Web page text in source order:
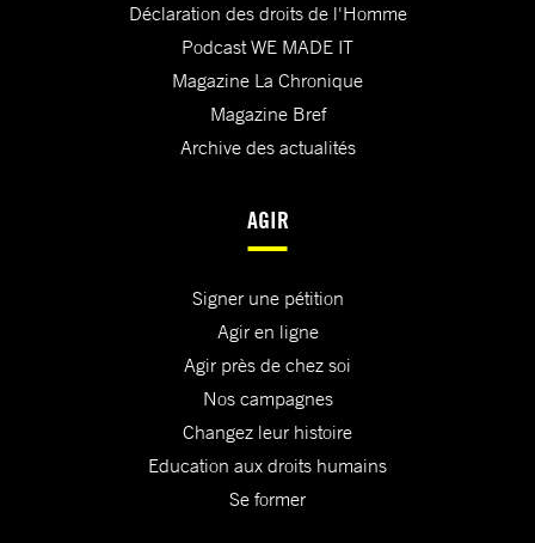
Déclaration des droits de l'Homme
Podcast WE MADE IT
Magazine La Chronique
Magazine Bref
Archive des actualités
AGIR
Signer une pétition
Agir en ligne
Agir près de chez soi
Nos campagnes
Changez leur histoire
Education aux droits humains
Se former